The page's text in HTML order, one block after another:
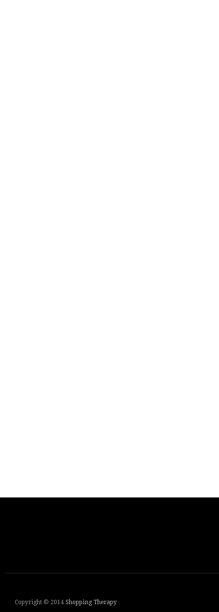
Copyright © 2014 Shopping Therapy